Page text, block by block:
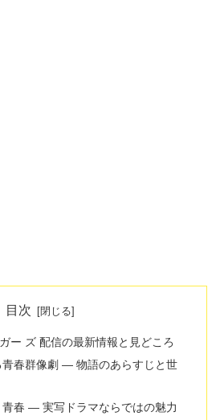
目次
ー ズ 配信の最新情報と見どころ
青春群像劇 ― 物語のあらすじと世
青春 ― 実写ドラマならではの魅力